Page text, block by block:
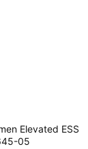
Elevated ESS
05